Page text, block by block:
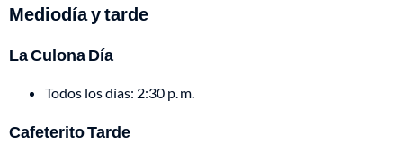
Mediodía y tarde
La Culona Día
Todos los días: 2:30 p. m.
Cafeterito Tarde